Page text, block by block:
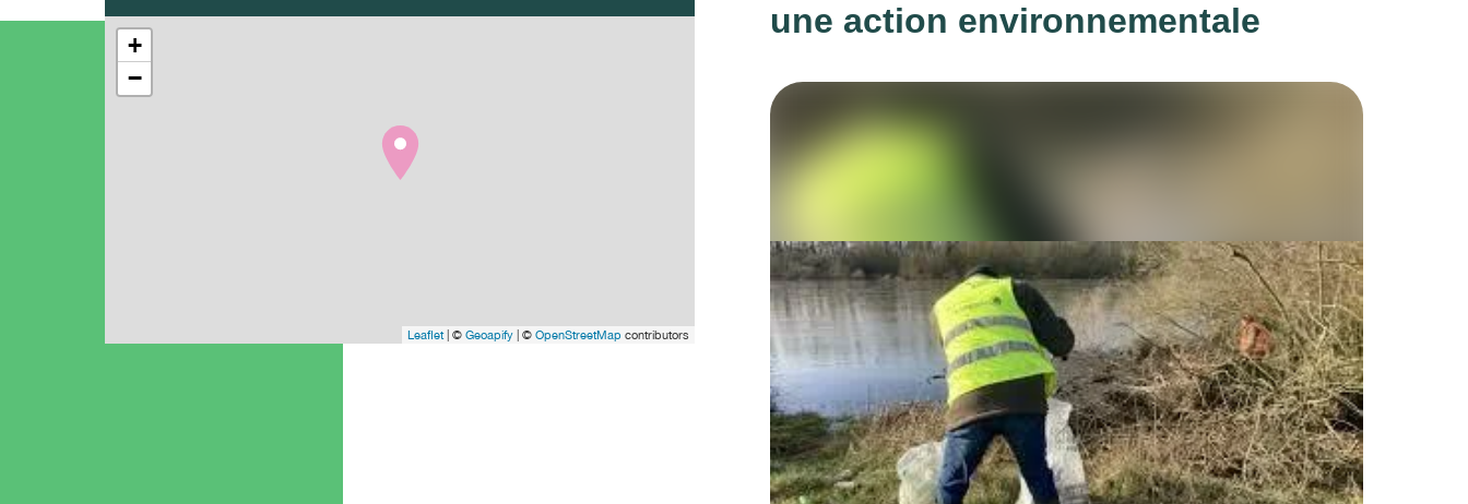
+
−
Leaflet| © Geoapify | © OpenStreetMap contributors
une action environnementale